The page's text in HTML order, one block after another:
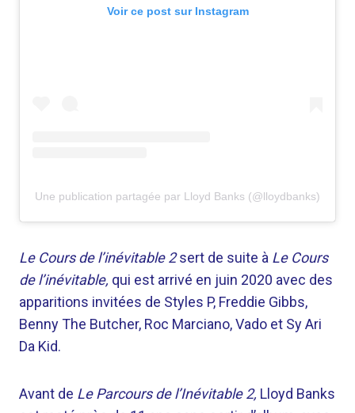
Voir ce post sur Instagram
Une publication partagée par Lloyd Banks (@lloydbanks)
Le Cours de l’inévitable 2sert de suite à Le Cours
de l’inévitable, qui est arrivé en juin 2020 avec des
apparitions invitées de Styles P, Freddie Gibbs,
Benny The Butcher, Roc Marciano, Vado et Sy Ari
Da Kid.
Avant de Le Parcours de l’Inévitable 2, Lloyd Banks